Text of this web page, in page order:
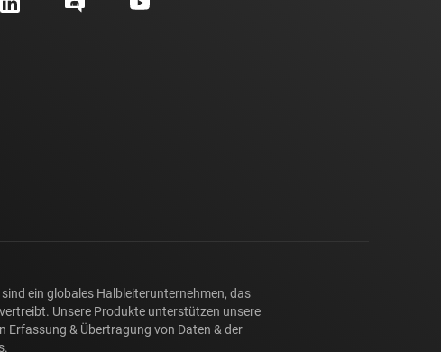
ein globales Halbleiterunternehmen, das
Unsere Produkte unterstützen unsere
Erfassung & Übertragung von Daten & der